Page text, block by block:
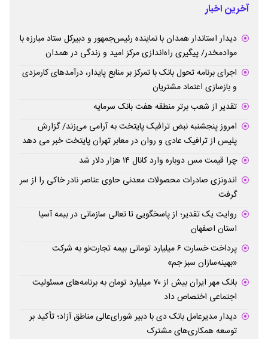
آخرین اخبار
دیدار استاندار همدان با نماینده رئیس‌جمهور و دبیرکل ستاد مبارزه با
موادمخدر/ پیگیری راه‌اندازی مرکز امید و زندگی در همدان
اجرای برنامه تحول بانک با تمرکز بر منابع پایدار، درآمدهای کارمزدی
و بازسازی اعتماد مشتریان
تقدیر از شعب برتر منطقه هفت بانک سرمایه
امروز پنجشنبه نبض ترافیک پایتخت به آرامی می‌زند/ گزارش
پلیس از ترافیک عادی و روان در معابر تهران پایتخت خبر می دهد
چرا قیمت مس دوباره وارد کانال ۱۴ هزار دلار شد
اندونزی صادرات محصولات معدنی حاوی عناصر نادر خاکی را از سر
گرفت
روایت یک تقدیر؛ از پاسخگویی تا تعالی سازمانی در بیمه آسیا
استان اصفهان
پرداخت خسارت ۶ میلیارد تومانی بیمه تجارت‌نو به شرکت
«بهینه‌سازان سبز جم»
بانک مهر ایران بیش از ۷۰ میلیارد تومان به برنامه‌های مسئولیت
اجتماعی اختصاص داد
دیدار مدیرعامل بانک دی با دبیر شورای‌عالی مناطق آزاد؛ تأکید بر
توسعه همکاری‌های مشترک